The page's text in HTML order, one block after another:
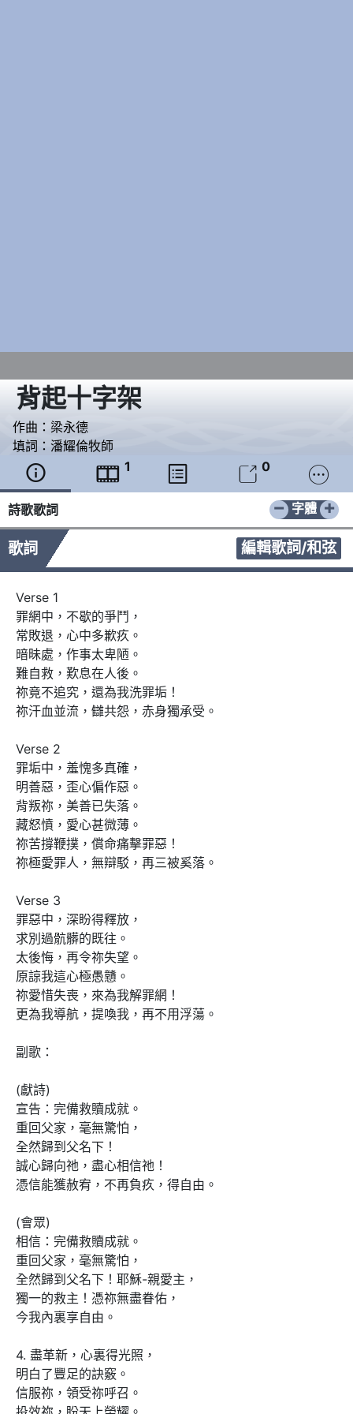
背起十字架
作曲： 梁永德
填詞： 潘耀倫牧師
  1   0 
詩歌歌詞 − +
字體
歌詞 編輯歌詞/和弦
Verse 1
罪網中，不歇的爭鬥，
常敗退，心中多歉疚。
暗昧處，作事太卑陋。
難自救，歎息在人後。
祢竟不追究，還為我洗罪垢！
祢汗血並流，讎共怨，赤身獨承受。
Verse 2
罪垢中，羞愧多真確，
明善惡，歪心偏作惡。
背叛祢，美善已失落。
藏怒憤，愛心甚微薄。
祢苦撐鞭撲，償命痛擊罪惡！
祢極愛罪人，無辯駁，再三被奚落。
Verse 3
罪惡中，深盼得釋放，
求別過骯髒的既往。
太後悔，再令祢失望。
原諒我這心極愚戇。
祢愛惜失喪，來為我解罪網！
更為我導航，提喚我，再不用浮蕩。
副歌：
(獻詩)
宣告：完備救贖成就。
重回父家，毫無驚怕，
全然歸到父名下！
誠心歸向祂，盡心相信祂！
憑信能獲赦宥，不再負疚，得自由。
(會眾)
相信：完備救贖成就。
重回父家，毫無驚怕，
全然歸到父名下！耶穌-親愛主，
獨一的救主！憑祢無盡眷佑，
今我內裏享自由。
4. 盡革新，心裏得光照，
明白了豐足的訣竅。
信服祢，領受祢呼召。